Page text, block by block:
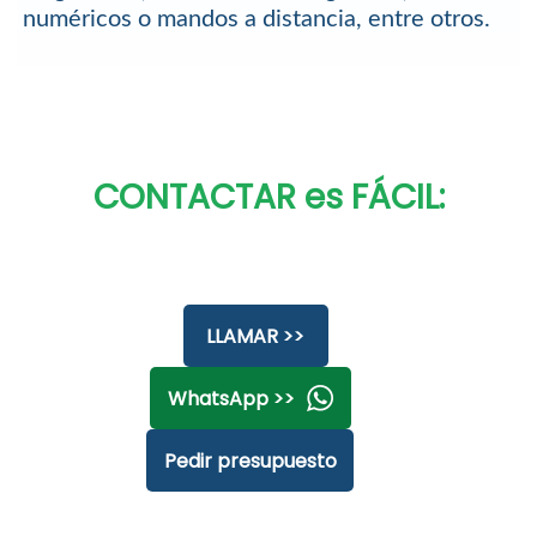
numéricos o mandos a distancia, entre otros.
CONTACTAR es FÁCIL:
LLAMAR >>
WhatsApp >>
Pedir presupuesto